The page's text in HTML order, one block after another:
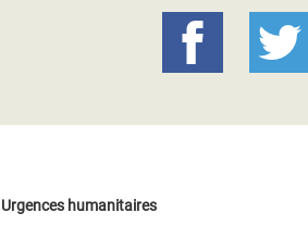
Urgences humanitaires